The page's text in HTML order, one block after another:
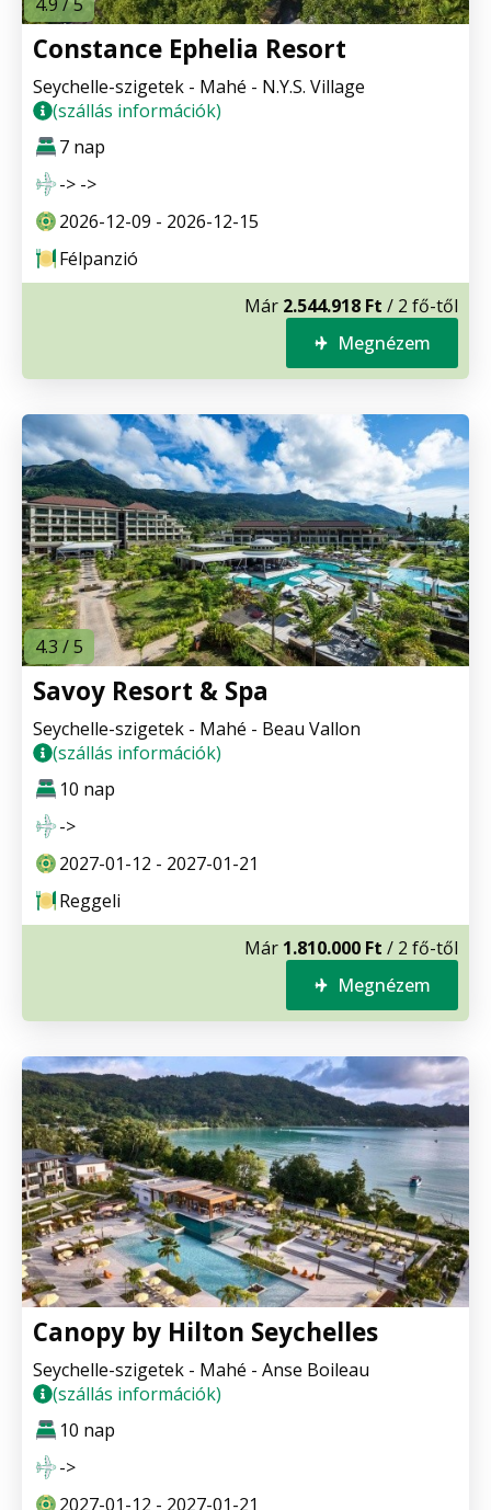
Constance Ephelia Resort
Seychelle-szigetek - Mahé - N.Y.S. Village
(szállás információk)
7 nap
-> ->
2026-12-09 - 2026-12-15
Félpanzió
Már 2.544.918 Ft / 2 fő-től
Megnézem
4.3 / 5
Savoy Resort & Spa
Seychelle-szigetek - Mahé - Beau Vallon
(szállás információk)
10 nap
->
2027-01-12 - 2027-01-21
Reggeli
Már 1.810.000 Ft / 2 fő-től
Megnézem
Canopy by Hilton Seychelles
Seychelle-szigetek - Mahé - Anse Boileau
(szállás információk)
10 nap
->
2027-01-12 - 2027-01-21